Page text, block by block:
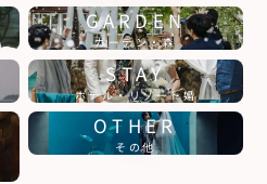
GARDEN
ガーデン・森
STAY
ホテル・リゾート婚
OTHER
その他